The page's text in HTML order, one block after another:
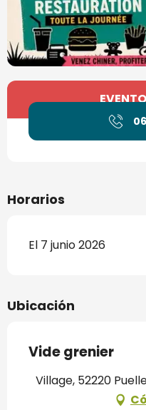
Horarios y datos
Horarios
El 7 junio 2026
Ubicación
Vide grenier
Village, 52220